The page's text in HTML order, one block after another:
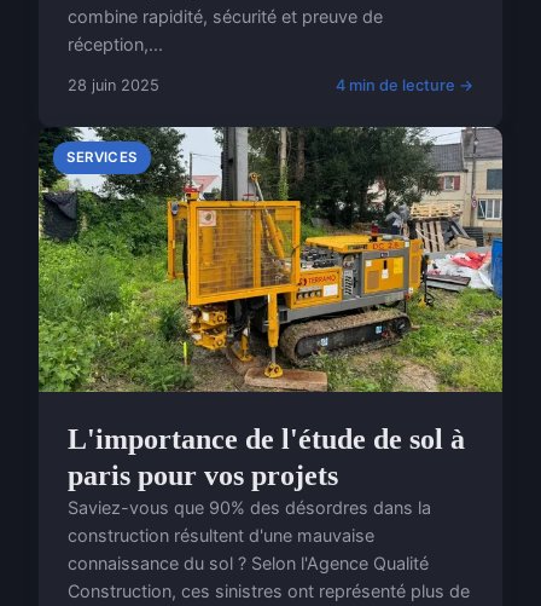
combine rapidité, sécurité et preuve de
réception,...
28 juin 2025 4 min de lecture →
SERVICES
L'importance de l'étude de sol à
paris pour vos projets
Saviez-vous que 90% des désordres dans la
construction résultent d'une mauvaise
connaissance du sol ? Selon l'Agence Qualité
Construction, ces sinistres ont représenté plus de